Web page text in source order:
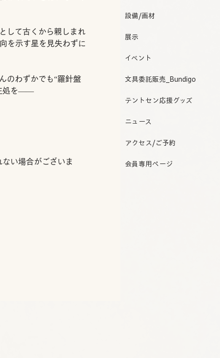
設備/画材
展示
イベント
文具委託販売_Bundigo
テントセン応援グッズ
ニュース
アクセス/ご予約
会員専用ページ
して古くから親しまれ
を示す星を見失わずに
のわずかでも“羅針盤
処を――
い場合がございま